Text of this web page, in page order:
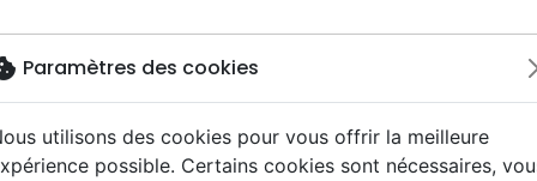
NouveautésBiblesLivres
Paramètres des cookies
utilisons des cookies pour vous offrir la meilleure
possible. Certains cookies sont nécessaires,